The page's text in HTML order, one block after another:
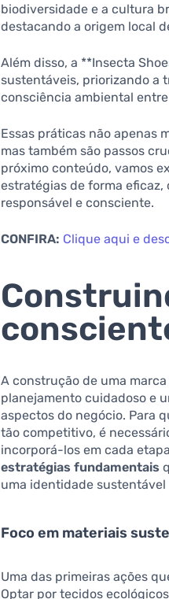
biodiversidade e a cultura
destacando a origem local
Além disso, a **Insecta
sustentáveis, priorizando a
consciência ambiental
Essas práticas não apenas
mas também são passos
próximo conteúdo, vamos
estratégias de forma
responsável e consciente.
CONFIRA: Clique aqui e
A construção de uma
planejamento cuidadoso e
aspectos do negócio. Para
tão competitivo, é
incorporá-los em cada
estratégias fundamentais
uma identidade
Foco em materiais
Uma das primeiras ações
Optar por tecidos